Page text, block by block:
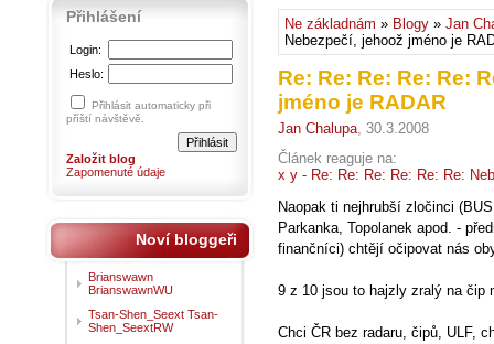
Ne základnám » Blogy » Jan
Nebezpečí, jehoož jméno je
Re: Re: Re: Re: Re:
jméno je RADAR
Jan Chalupa, 30.3.2008
Článek reaguje na:
x y - Re: Re: Re: Re: Re: Re:
Naopak ti nejhrubší zločinci
Parkanka, Topolanek apod. -
finančníci) chtějí očipovat nás
9 z 10 jsou to hajzly zralý na čip
Chci ČR bez radaru, čipů, ULF,
Přihlášení
Login:
Heslo:
Přihlásit automaticky při
příští návštěvě.
Založit blog
Zapomenuté údaje
Noví bloggeři
Brianswawn
BrianswawnWU
Tsan-Shen_Seext Tsan-
Shen_SeextRW